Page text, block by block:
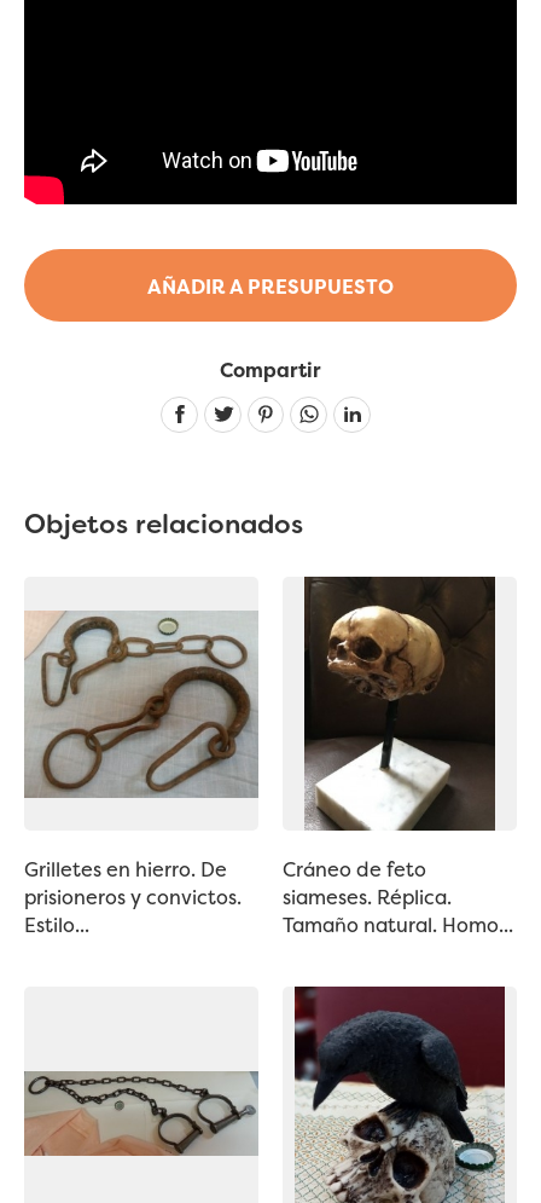
AÑADIR A PRESUPUESTO
Compartir
Linkedin
Objetos relacionados
Grilletes en hierro. De
prisioneros y convictos.
Estilo...
Cráneo de feto
siameses. Réplica.
Tamaño natural. Homo...